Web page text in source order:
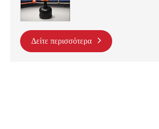
Δείτε περισσότερα